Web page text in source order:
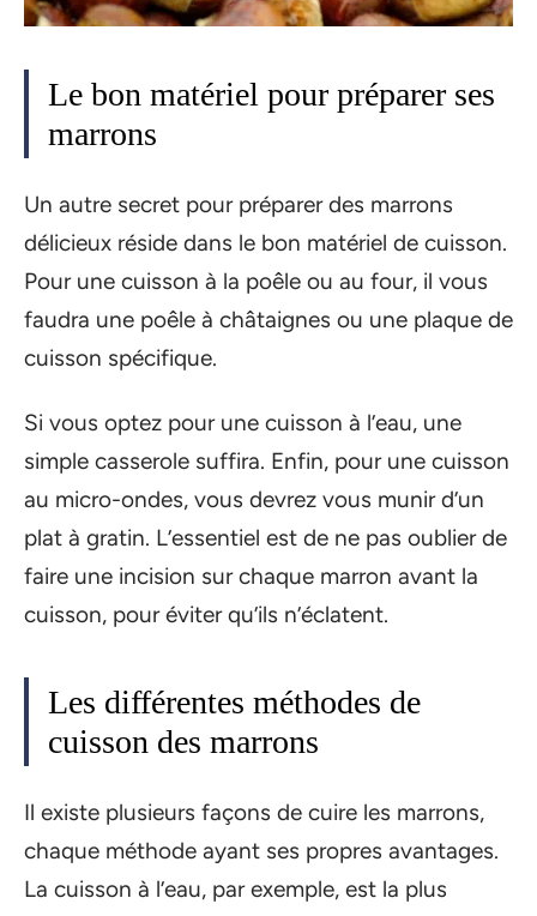
Le bon matériel pour préparer ses
marrons
Un autre secret pour préparer des marrons
délicieux réside dans le bon matériel de cuisson.
Pour une cuisson à la poêle ou au four, il vous
faudra une poêle à châtaignes ou une plaque de
cuisson spécifique.
Si vous optez pour une cuisson à l’eau, une
simple casserole suffira. Enfin, pour une cuisson
au micro-ondes, vous devrez vous munir d’un
plat à gratin. L’essentiel est de ne pas oublier de
faire une incision sur chaque marron avant la
cuisson, pour éviter qu’ils n’éclatent.
Les différentes méthodes de
cuisson des marrons
Il existe plusieurs façons de cuire les marrons,
chaque méthode ayant ses propres avantages.
La cuisson à l’eau, par exemple, est la plus